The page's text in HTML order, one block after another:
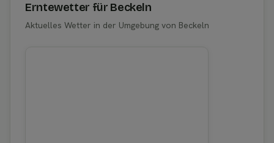
Erntewetter für Beckeln
Aktuelles Wetter in der Umgebung von Beckeln